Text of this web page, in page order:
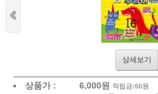
상세보기
상품가 : 6,000원 적립금:60원